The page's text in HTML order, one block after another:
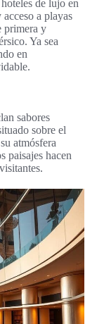
de lujo en
a playas
primera y
Ya sea
en
sabores
sobre el
atmósfera
paisajes hacen